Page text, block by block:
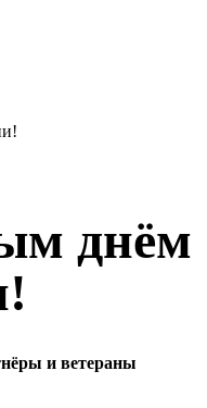
днём
и ветераны